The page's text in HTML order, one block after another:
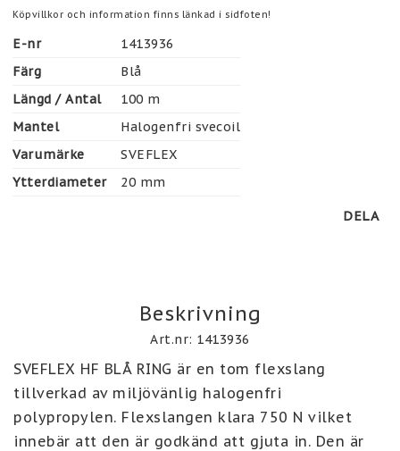
Köpvillkor och information finns länkad i sidfoten!
E-nr
1413936
Färg
Blå
Längd / Antal
100 m
Mantel
Halogenfri svecoil
Varumärke
SVEFLEX
Ytterdiameter
20 mm
DELA
Beskrivning
Art.nr: 1413936
SVEFLEX HF BLÅ RING är en tom flexslang
tillverkad av miljövänlig halogenfri
polypropylen. Flexslangen klara 750 N vilket
innebär att den är godkänd att gjuta in. Den är